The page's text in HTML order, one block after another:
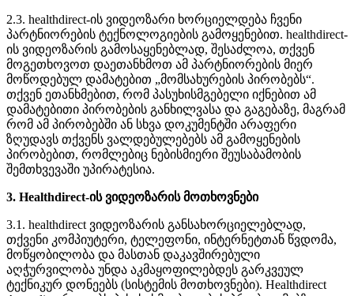
2.3. healthdirect-ის ვიდეოზარი ხორციელდება ჩვენი
პარტნიორების ტექნოლოგიების გამოყენებით. healthdirect-
ის ვიდეოზარის გამოსაყენებლად, შესაძლოა, თქვენ
მოგეთხოვოთ დაეთანხმოთ ამ პარტნიორების მიერ
მოწოდებულ დამატებით „მომსახურების პირობებს“.
თქვენ ეთანხმებით, რომ პასუხისმგებელი იქნებით ამ
დამატებითი პირობების განხილვასა და გაგებაზე, მაგრამ
რომ ამ პირობებში ან სხვა დოკუმენტში არაფერი
ზღუდავს თქვენს ვალდებულებებს ამ გამოყენების
პირობებით, რომლებიც ნებისმიერი შეუსაბამობის
შემთხვევაში უპირატესია.
3. Healthdirect-ის ვიდეოზარის მოთხოვნები
3.1 . healthdirect ვიდეოზარის განსახორციელებლად,
თქვენი კომპიუტერი, ტელეფონი, ინტერნეტთან წვდომა,
მოწყობილობა და მასთან დაკავშირებული
აღჭურვილობა უნდა აკმაყოფილებდეს გარკვეულ
ტექნიკურ დონეებს (სისტემის მოთხოვნები). Healthdirect